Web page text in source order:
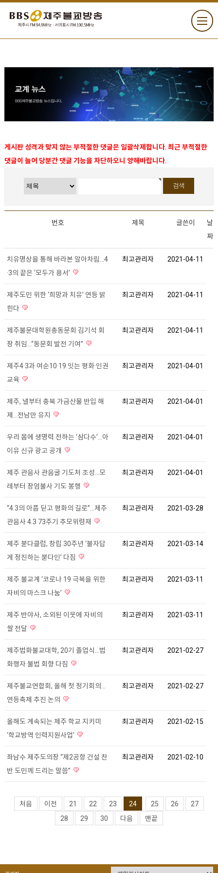
게시판 성격과 맞지 않는 부적절한 댓글은 일괄삭제합니다. 최근 부적절한
댓글이 늘어 당분간 댓글 기능을 차단하오니 양해바랍니다.
번호 제목 글쓴이
날
짜
치유명상을 통해 바라본 알아차림...4
·3의 끝은 ‘모두가 용서’
최고관리자 2021-04-11
제주도민 위한 ‘희망과 치유’ 연등 밝
힌다
최고관리자 2021-04-11
제주불문대학원총동문회 김기석 회
장 취임...“동문회 발전 기여”
최고관리자 2021-04-11
제주4·3과 여순10·19 잇는 평화·인권
교육
최고관리자 2021-04-01
제주, 낼부터 충북 가금산물 반입 해
제...전남만 유지
최고관리자 2021-04-01
우리 몸에 생명력 전하는 ‘삼다수’...아
이유 신규 광고 공개
최고관리자 2021-04-01
제주 관음사 관음굴 기도처 조성...모
레부터 장엄불사 기도 봉행
최고관리자 2021-04-01
“4.3의 아픔 딛고 평화의 길로”...제주
관음사 4.3 73주기 추모위령재
최고관리자 2021-03-28
제주 붇다클럽, 창립 30주년 ‘불자답
게 정진하는 붇다인’ 다짐
최고관리자 2021-03-14
제주 불교계 ‘코로나 19 극복을 위한
자비의 마스크 나눔’
최고관리자 2021-03-11
제주 반야사, 소외된 이웃에 자비의
쌀 전달
최고관리자 2021-03-11
제주법화불교대학, 20기 졸업식...법
화행자 불법 회향 다짐
최고관리자 2021-02-27
제주불교연합회, 올해 첫 정기회의...
연등축제 추진 논의
최고관리자 2021-02-27
올해도 계속되는 제주 학교 지키미
'학교방역 인력지원사업'
최고관리자 2021-02-15
좌남수 제주도의장 “제2공항 건설 찬
반 도민께 드리는 말씀”
최고관리자 2021-02-10
처음 이전 21 22 23 24 25 26
27
28
29 30 다음 맨끝